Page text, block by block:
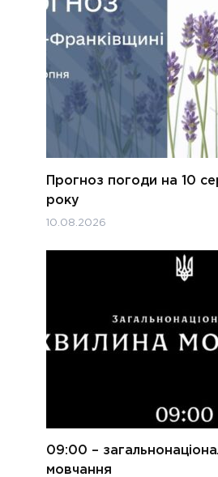
Прогноз погоди на 10
року
10.08.2026
09:00 –
мовчання